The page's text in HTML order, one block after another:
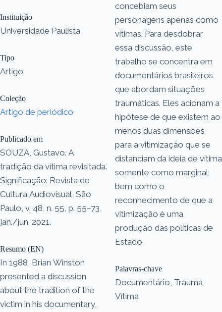
Instituição
Universidade Paulista
Tipo
Artigo
Coleção
Artigo de periódico
Publicado em
SOUZA, Gustavo. A
tradição da vítima revisitada.
Significação: Revista de
Cultura Audiovisual, São
Paulo, v. 48, n. 55, p. 55–73,
jan./jun. 2021.
Resumo (EN)
In 1988, Brian Winston
presented a discussion
about the tradition of the
victim in his documentary,
concebiam seus
personagens apenas como
vítimas. Para desdobrar
essa discussão, este
trabalho se concentra em
documentários brasileiros
que abordam situações
traumáticas. Eles acionam a
hipótese de que existem ao
menos duas dimensões
para a vitimização que se
distanciam da ideia de vítima
somente como marginal;
bem como o
reconhecimento de que a
vitimização é uma
produção das políticas de
Estado.
Palavras-chave
Documentário, Trauma,
Vítima